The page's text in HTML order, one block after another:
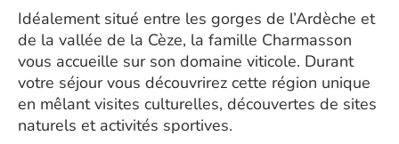
Idéalement situé entre les gorges de l’Ardèche et
de la vallée de la Cèze, la famille Charmasson
vous accueille sur son domaine viticole. Durant
votre séjour vous découvrirez cette région unique
en mêlant visites culturelles, découvertes de sites
naturels et activités sportives.